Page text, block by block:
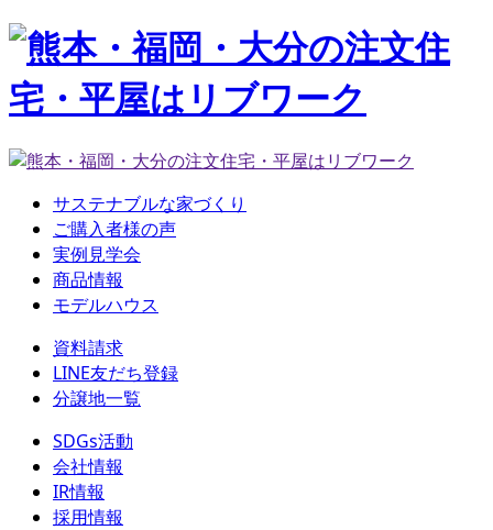
サステナブルな家づくり
ご購入者様の声
実例見学会
商品情報
モデルハウス
資料請求
LINE友だち登録
分譲地一覧
SDGs活動
会社情報
IR情報
採用情報